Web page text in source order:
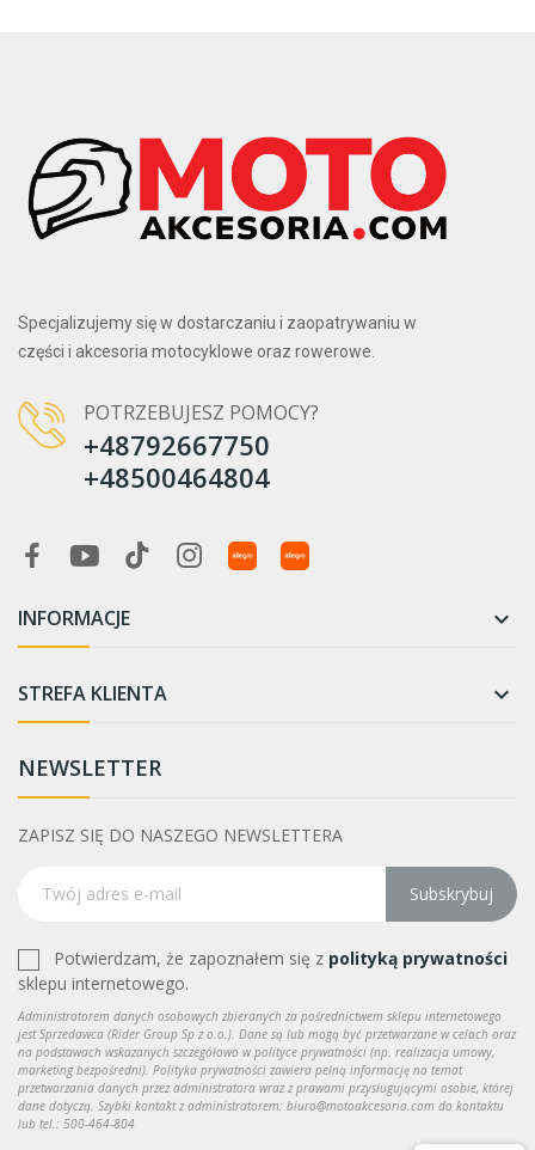
Specjalizujemy się w dostarczaniu i zaopatrywaniu w
części i akcesoria motocyklowe oraz rowerowe.
POTRZEBUJESZ POMOCY?
+48792667750
+48500464804
INFORMACJE 
STREFA KLIENTA 
NEWSLETTER
ZAPISZ SIĘ DO NASZEGO NEWSLETTERA
Subskrybuj
Potwierdzam, że zapoznałem się z polityką prywatności
sklepu internetowego.
Administratorem danych osobowych zbieranych za pośrednictwem sklepu internetowego
jest Sprzedawca (Rider Group Sp z o.o.). Dane są lub mogą być przetwarzane w celach oraz
na podstawach wskazanych szczegółowo w polityce prywatności (np. realizacja umowy,
marketing bezpośredni). Polityka prywatności zawiera pełną informację na temat
przetwarzania danych przez administratora wraz z prawami przysługującymi osobie, której
dane dotyczą. Szybki kontakt z administratorem: biuro@motoakcesoria.com do kontaktu
lub tel.: 500-464-804